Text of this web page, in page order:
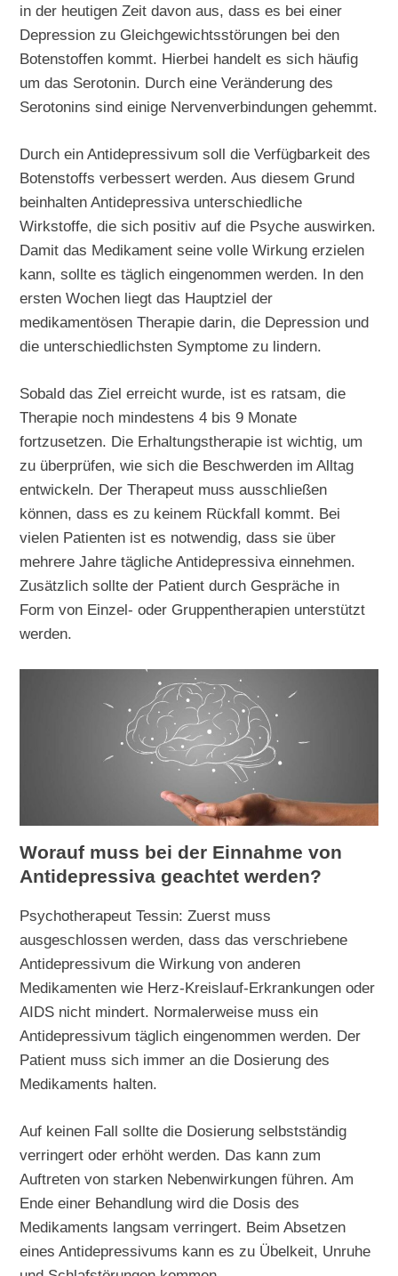
in der heutigen Zeit davon aus, dass es bei einer
Depression zu Gleichgewichtsstörungen bei den
Botenstoffen kommt. Hierbei handelt es sich häufig
um das Serotonin. Durch eine Veränderung des
Serotonins sind einige Nervenverbindungen gehemmt.
Durch ein Antidepressivum soll die Verfügbarkeit des
Botenstoffs verbessert werden. Aus diesem Grund
beinhalten Antidepressiva unterschiedliche
Wirkstoffe, die sich positiv auf die Psyche auswirken.
Damit das Medikament seine volle Wirkung erzielen
kann, sollte es täglich eingenommen werden. In den
ersten Wochen liegt das Hauptziel der
medikamentösen Therapie darin, die Depression und
die unterschiedlichsten Symptome zu lindern.
Sobald das Ziel erreicht wurde, ist es ratsam, die
Therapie noch mindestens 4 bis 9 Monate
fortzusetzen. Die Erhaltungstherapie ist wichtig, um
zu überprüfen, wie sich die Beschwerden im Alltag
entwickeln. Der Therapeut muss ausschließen
können, dass es zu keinem Rückfall kommt. Bei
vielen Patienten ist es notwendig, dass sie über
mehrere Jahre tägliche Antidepressiva einnehmen.
Zusätzlich sollte der Patient durch Gespräche in
Form von Einzel- oder Gruppentherapien unterstützt
werden.
Worauf muss bei der Einnahme von
Antidepressiva geachtet werden?
Psychotherapeut Tessin: Zuerst muss
ausgeschlossen werden, dass das verschriebene
Antidepressivum die Wirkung von anderen
Medikamenten wie Herz-Kreislauf-Erkrankungen oder
AIDS nicht mindert. Normalerweise muss ein
Antidepressivum täglich eingenommen werden. Der
Patient muss sich immer an die Dosierung des
Medikaments halten.
Auf keinen Fall sollte die Dosierung selbstständig
verringert oder erhöht werden. Das kann zum
Auftreten von starken Nebenwirkungen führen. Am
Ende einer Behandlung wird die Dosis des
Medikaments langsam verringert. Beim Absetzen
eines Antidepressivums kann es zu Übelkeit, Unruhe